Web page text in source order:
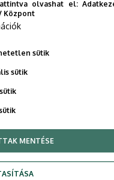
olvashat el:
Központ
sütik
sütik
MENTÉSE